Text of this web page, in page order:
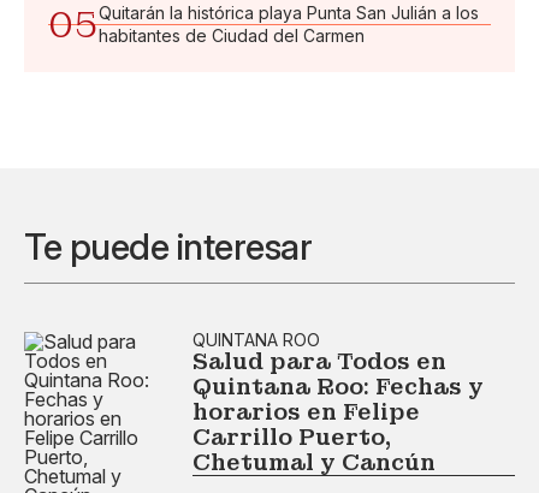
05Quitarán la histórica playa Punta San Julián a los
habitantes de Ciudad del Carmen
Te puede interesar
QUINTANA ROO
Salud para Todos en
Quintana Roo: Fechas y
horarios en Felipe
Carrillo Puerto,
Chetumal y Cancún